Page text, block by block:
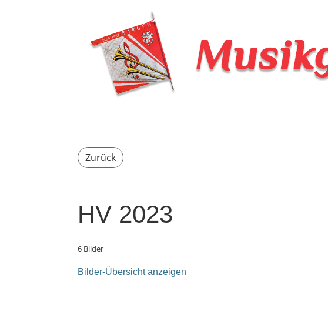
Zurück
HV 2023
6 Bilder
Bilder-Übersicht anzeigen